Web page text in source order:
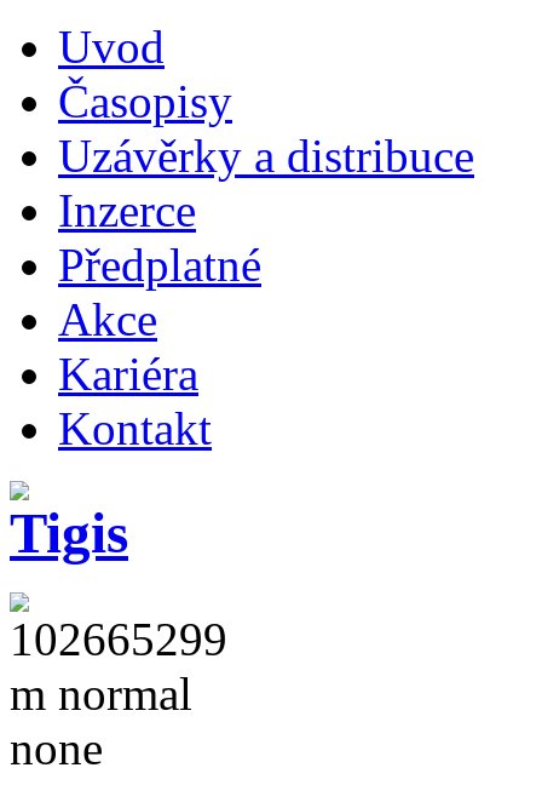
Uvod
Časopisy
Uzávěrky a distribuce
Inzerce
Předplatné
Akce
Kariéra
Kontakt